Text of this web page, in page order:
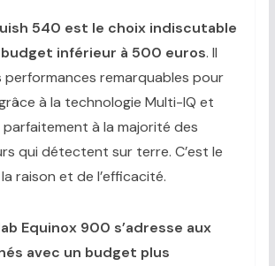
540 est le choix indiscutable
inférieur à 500 euros. Il
performances remarquables pour
à la technologie Multi-IQ et
à la majorité des
qui détectent sur terre. C’est le
raison et de l’efficacité.
Equinox 900 s’adresse aux
avec un budget plus